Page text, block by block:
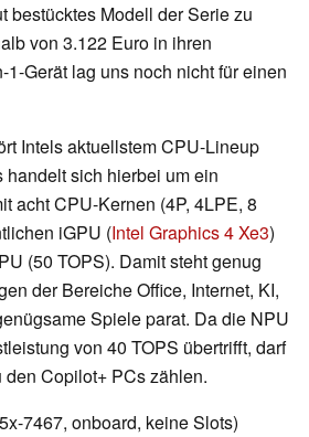
bestücktes Modell der Serie zu
von 3.122 Euro in ihren
Gerät lag uns noch nicht für einen
Intels aktuellstem CPU-Lineup
handelt sich hierbei um ein
acht CPU-Kernen (4P, 4LPE, 8
iGPU (Intel Graphics 4 Xe3)
(50 TOPS). Damit steht genug
der Bereiche Office, Internet, KI,
Spiele parat. Da die NPU
von 40 TOPS übertrifft, darf
Copilot+ PCs zählen.
7467, onboard, keine Slots)